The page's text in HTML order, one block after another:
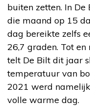
buiten zetten. In
die maand op 15
dag bereikte zelfs
26,7 graden. Tot
telt De Bilt dit jaar
temperatuur van
2021 werd
volle warme dag.